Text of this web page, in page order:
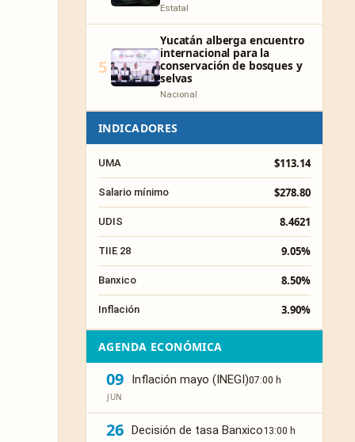
Estatal
5
Yucatán alberga encuentro
internacional para la
conservación de bosques y
selvas
Nacional
INDICADORES
UMA $113.14
Salario mínimo $278.80
UDIS 8.4621
TIIE 28 9.05%
Banxico 8.50%
Inflación 3.90%
AGENDA ECONÓMICA
09
JUN
Inflación mayo (INEGI)07:00 h
26 Decisión de tasa Banxico13:00 h